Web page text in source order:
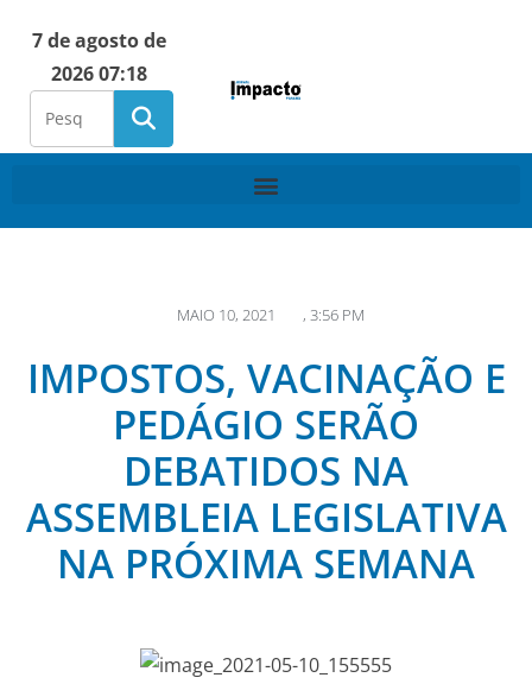
7 de agosto de
2026 07:18
MAIO 10, 2021 , 3:56 PM
IMPOSTOS, VACINAÇÃO E
PEDÁGIO SERÃO
DEBATIDOS NA
ASSEMBLEIA LEGISLATIVA
NA PRÓXIMA SEMANA